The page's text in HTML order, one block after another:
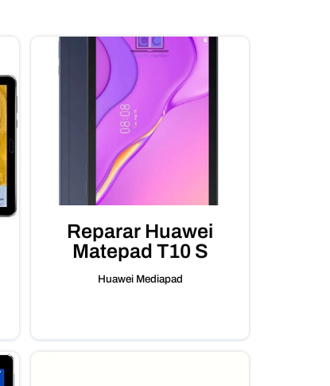
Reparar Huawei
Matepad T10 S
Huawei Mediapad